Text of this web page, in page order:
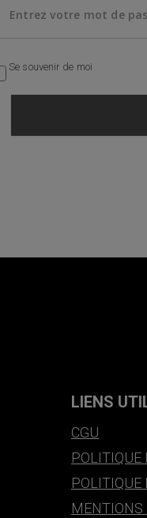
Se souvenir de moi
LIENS
CGU
POLITIQUE
POLITIQUE
MENTIONS